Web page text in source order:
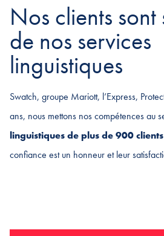
Nos clients sont
de nos services
linguistiques
Swatch, groupe Mariott, l’Express,
ans, nous mettons nos compétences au
linguistiques de plus de 900
confiance est un honneur et leur